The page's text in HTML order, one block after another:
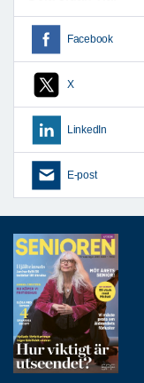
Facebook
X
LinkedIn
E-post